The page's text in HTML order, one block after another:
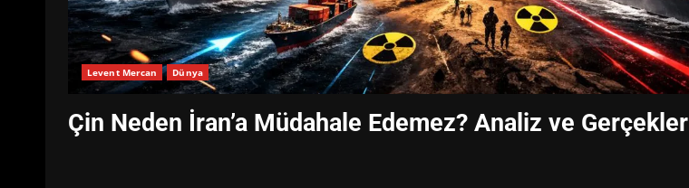
Levent Mercan Dünya
Çin Neden İran’a Müdahale Edemez? Analiz ve Gerçekler